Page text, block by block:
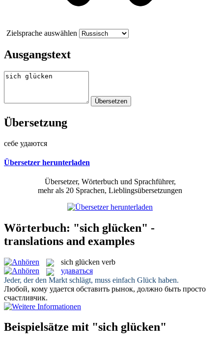
Zielsprache auswählen
Ausgangstext
Übersetzung
себе удаются
Übersetzer herunterladen
Übersetzer, Wörterbuch und Sprachführer,
mehr als 20 Sprachen, Lieblingsübersetzungen
Wörterbuch: "sich glücken" -
translations and examples
sich glücken verb
удаваться
Jeder, der den Markt schlägt, muss einfach Glück haben.
Любой, кому удается обставить рынок, должно быть просто
счастливчик.
Beispielsätze mit "sich glücken"